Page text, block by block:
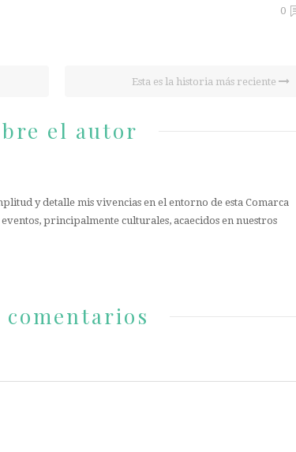
0
Esta es la historia más reciente
el autor
y detalle mis vivencias en el entorno de esta Comarca
principalmente culturales, acaecidos en nuestros
comentarios